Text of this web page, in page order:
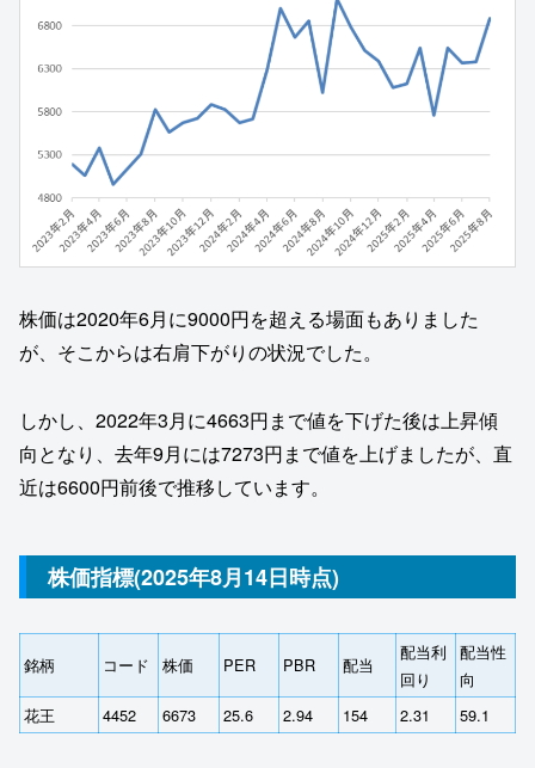
株価は2020年6月に9000円を超える場面もありました
が、そこからは右肩下がりの状況でした。
しかし、2022年3月に4663円まで値を下げた後は上昇傾
向となり、去年9月には7273円まで値を上げましたが、直
近は6600円前後で推移しています。
株価指標(2025年8月14日時点)
銘柄 コード 株価 PER PBR 配当
配当利
回り
配当性
向
花王
4452 6673 25.6 2.94 154 2.31 59.1